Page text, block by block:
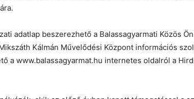
adatlap beszerezhető a Balassagyarmati Közös
Kálmán Művelődési Központ információs
a www.balassagyarmat.hu internetes oldalról a